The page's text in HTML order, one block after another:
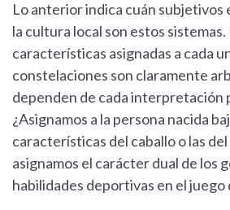
Lo anterior indica cuán subjetivos
la cultura local son estos
características asignadas a cada
constelaciones son claramente
dependen de cada interpretación
¿Asignamos a la persona nacida
características del caballo o las del
asignamos el carácter dual de los
habilidades deportivas en el juego